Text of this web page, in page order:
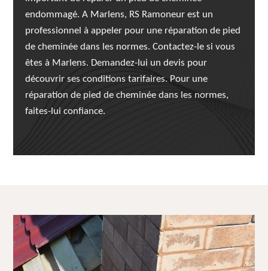
endommagé. A Marlens, RS Ramoneur est un
professionnel à appeler pour une réparation de pied
de cheminée dans les normes. Contactez-le si vous
êtes à Marlens. Demandez-lui un devis pour
découvrir ses conditions tarifaires. Pour une
réparation de pied de cheminée dans les normes,
faites-lui confiance.